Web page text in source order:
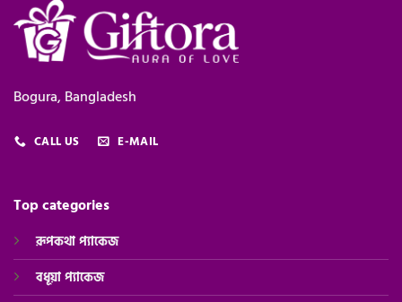
Bogura, Bangladesh
CALL US E-MAIL
Top categories
রূপকথা প্যাকেজ
বধূয়া প্যাকেজ